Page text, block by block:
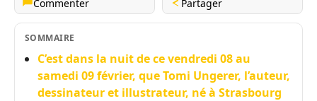
Commenter
Partager
SOMMAIRE
C’est dans la nuit de ce vendredi 08 au
samedi 09 février, que Tomi Ungerer, l’auteur,
dessinateur et illustrateur, né à Strasbourg